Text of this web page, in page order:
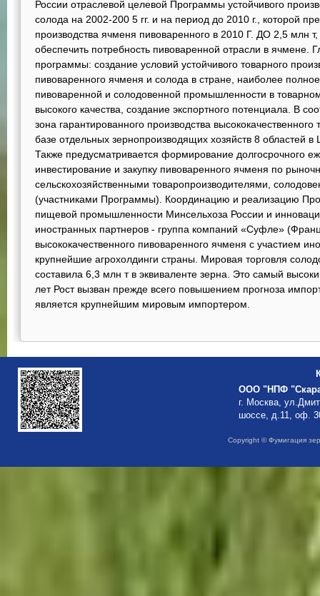
ООО "НПФ
г. Москва,
шоссе, д.11, оф.
Copyright © Фумигация